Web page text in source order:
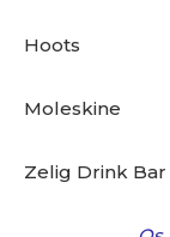
Hoots
Moleskine
Zelig Drink Bar